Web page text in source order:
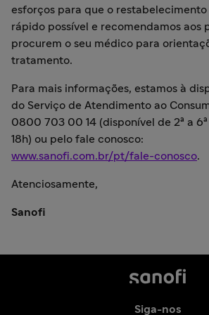
esforços para que o
rápido possível e recomendamos aos
procurem o seu médico para
tratamento.
Para mais informações, estamos à
do Serviço de Atendimento ao
0800 703 00 14 (disponível de 2ª a
18h) ou pelo fale conosco:
www.sanofi.com.br/pt/fale-conosco.
Atenciosamente,
Sanofi
Siga-nos